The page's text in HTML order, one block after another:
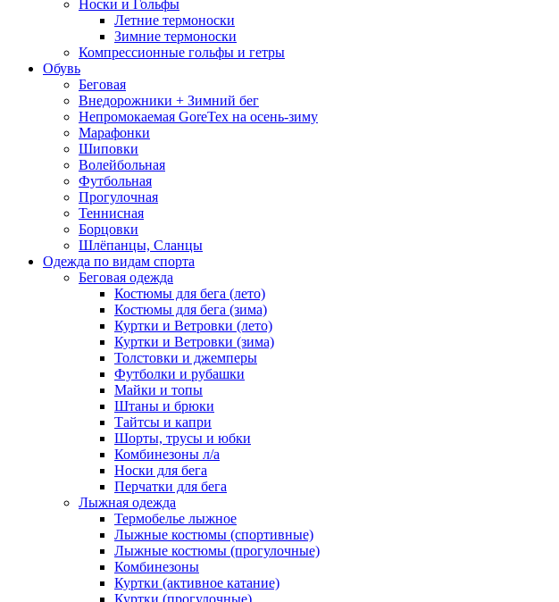
Носки и Гольфы
Летние термоноски
Зимние термоноски
Компрессионные гольфы и гетры
Обувь
Беговая
Внедорожники + Зимний бег
Непромокаемая GoreTex на осень-зиму
Марафонки
Шиповки
Волейбольная
Футбольная
Прогулочная
Теннисная
Борцовки
Шлёпанцы, Сланцы
Одежда по видам спорта
Беговая одежда
Костюмы для бега (лето)
Костюмы для бега (зима)
Куртки и Ветровки (лето)
Куртки и Ветровки (зима)
Толстовки и джемперы
Футболки и рубашки
Майки и топы
Штаны и брюки
Тайтсы и капри
Шорты, трусы и юбки
Комбинезоны л/а
Носки для бега
Перчатки для бега
Лыжная одежда
Термобелье лыжное
Лыжные костюмы (спортивные)
Лыжные костюмы (прогулочные)
Комбинезоны
Куртки (активное катание)
Куртки (прогулочные)